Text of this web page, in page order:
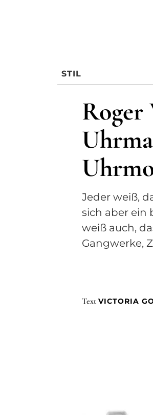
STIL
Roger
Jeder weiß,
sich aber ein
weiß auch,
Gangwerke,
Text VICTORIA